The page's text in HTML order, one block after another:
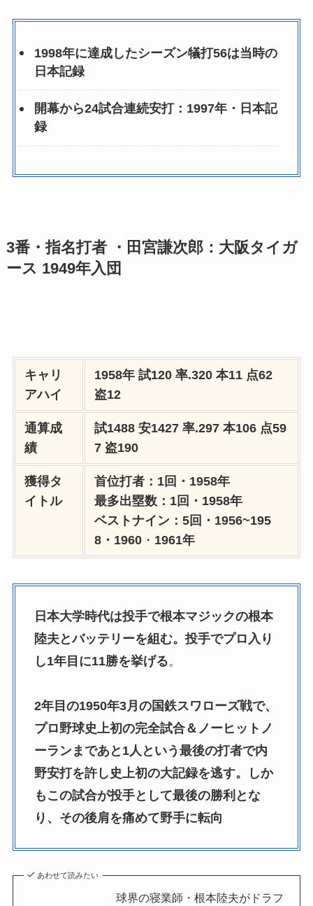
1998年に達成したシーズン犠打56は当時の
日本記録
開幕から24試合連続安打：1997年・日本記
録
3番・指名打者 ・田宮謙次郎：大阪タイガ
ース 1949年入団
キャリ
アハイ
1958年 試120 率.320 本11 点62
盗12
通算成
績
試1488 安1427 率.297 本106 点59
7 盗190
獲得タ
イトル
首位打者：1回・1958年
最多出塁数：1回・1958年
ベストナイン：5回・1956~195
8・1960 ・ 1961年
日本大学時代は投手で根本マジックの根本
陸夫とバッテリーを組む。投手でプロ入り
し1年目に11勝を挙げる。
2年目の1950年3月の国鉄スワローズ戦で、
プロ野球史上初の完全試合＆ノーヒットノ
ーランまであと1人という最後の打者で内
野安打を許し史上初の大記録を逃す。しか
もこの試合が投手として最後の勝利とな
り、その後肩を痛めて野手に転向
あわせて読みたい
球界の寝業師・根本陸夫がドラフ